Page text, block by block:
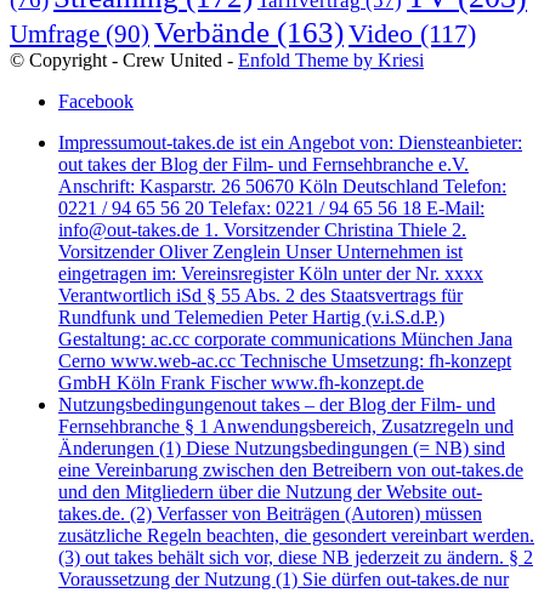
Umfrage (90) Verbände (163)Video (117)
© Copyright - Crew United - Enfold Theme by Kriesi
Facebook
Impressumout-takes.de ist ein Angebot von: Diensteanbieter:
out takes der Blog der Film- und Fernsehbranche e.V.
Anschrift: Kasparstr. 26 50670 Köln Deutschland Telefon:
0221 / 94 65 56 20 Telefax: 0221 / 94 65 56 18 E-Mail:
info@out-takes.de 1. Vorsitzender Christina Thiele 2.
Vorsitzender Oliver Zenglein Unser Unternehmen ist
eingetragen im: Vereinsregister Köln unter der Nr. xxxx
Verantwortlich iSd § 55 Abs. 2 des Staatsvertrags für
Rundfunk und Telemedien Peter Hartig (v.i.S.d.P.)
Gestaltung: ac.cc corporate communications München Jana
Cerno www.web-ac.cc Technische Umsetzung: fh-konzept
GmbH Köln Frank Fischer www.fh-konzept.de
Nutzungsbedingungenout takes – der Blog der Film- und
Fernsehbranche § 1 Anwendungsbereich, Zusatzregeln und
Änderungen (1) Diese Nutzungsbedingungen (= NB) sind
eine Vereinbarung zwischen den Betreibern von out-takes.de
und den Mitgliedern über die Nutzung der Website out-
takes.de. (2) Verfasser von Beiträgen (Autoren) müssen
zusätzliche Regeln beachten, die gesondert vereinbart werden.
(3) out takes behält sich vor, diese NB jederzeit zu ändern. § 2
Voraussetzung der Nutzung (1) Sie dürfen out-takes.de nur